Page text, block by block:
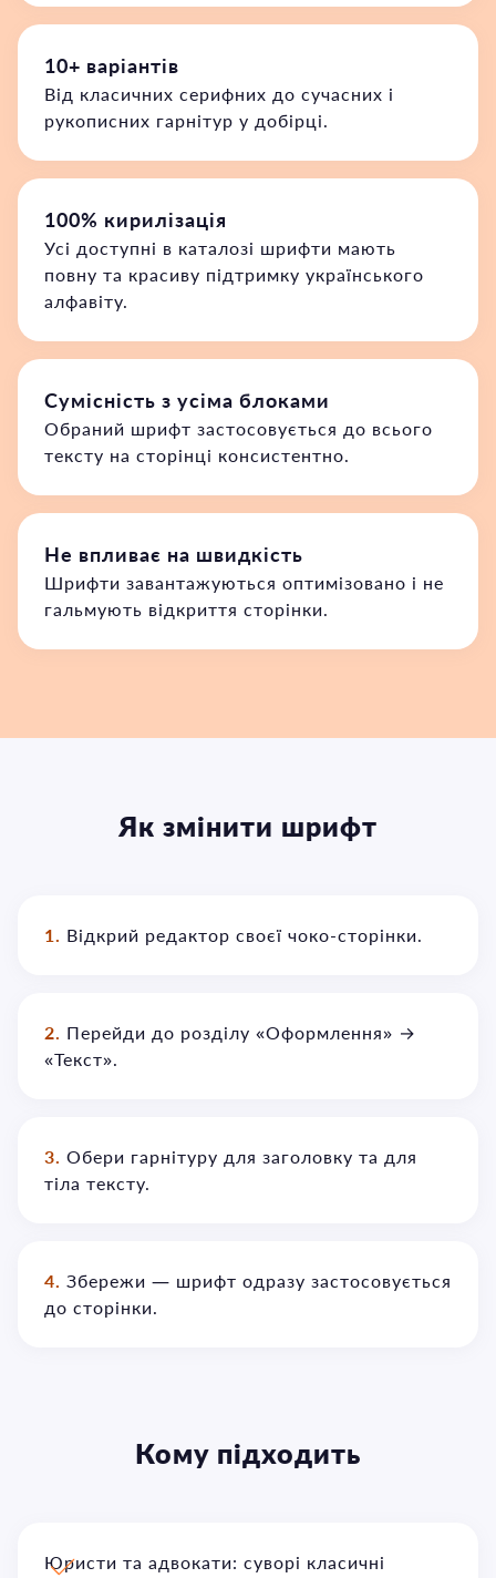
10+ варіантів
Від класичних серифних до сучасних і
рукописних гарнітур у добірці.
100% кирилізація
Усі доступні в каталозі шрифти мають
повну та красиву підтримку українського
алфавіту.
Сумісність з усіма блоками
Обраний шрифт застосовується до всього
тексту на сторінці консистентно.
Не впливає на швидкість
Шрифти завантажуються оптимізовано і не
гальмують відкриття сторінки.
Як змінити шрифт
1. Відкрий редактор своєї чоко-сторінки.
2.
Перейди до розділу «Оформлення» →
«Текст».
3. Обери гарнітуру для заголовку та для
тіла тексту.
4.
Збережи — шрифт одразу застосовується
до сторінки.
Кому підходить
Юристи та адвокати: суворі класичні